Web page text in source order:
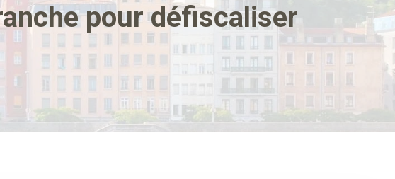
pour défiscaliser